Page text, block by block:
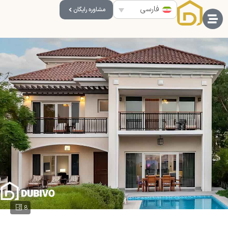
فارسی مشاوره رایگان
8